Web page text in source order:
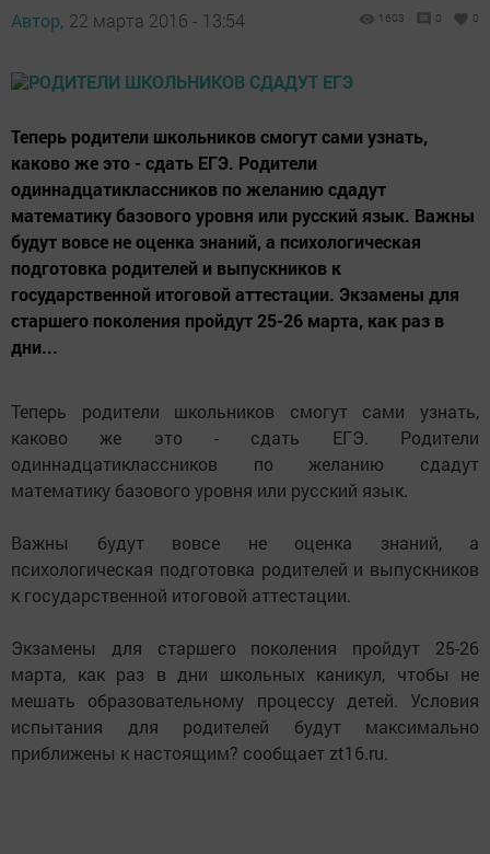
Автор, 22 марта 2016 - 13:54 1603 0 0
Теперь родители школьников смогут сами узнать,
каково же это - сдать ЕГЭ. Родители
одиннадцатиклассников по желанию сдадут
математику базового уровня или русский язык. Важны
будут вовсе не оценка знаний, а психологическая
подготовка родителей и выпускников к
государственной итоговой аттестации. Экзамены для
старшего поколения пройдут 25-26 марта, как раз в
дни...
Теперь родители школьников смогут сами узнать,
каково же это - сдать ЕГЭ. Родители
одиннадцатиклассников по желанию сдадут
математику базового уровня или русский язык.
Важны будут вовсе не оценка знаний, а
психологическая подготовка родителей и выпускников
к государственной итоговой аттестации.
Экзамены для старшего поколения пройдут 25-26
марта, как раз в дни школьных каникул, чтобы не
мешать образовательному процессу детей. Условия
испытания для родителей будут максимально
приближены к настоящим? сообщает zt16.ru.